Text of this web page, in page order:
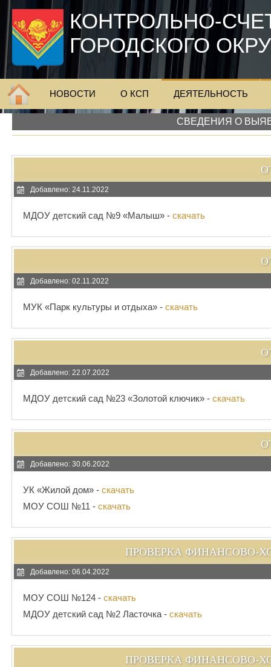
КОНТРОЛЬНО-
ГОРОДСКОГО
НОВОСТИ О КСП ДЕЯТЕЛЬНОСТЬ
СВЕДЕНИЯ О
Добавлено: 24.11.2022
МДОУ детский сад №9 «Малыш» - скачать
Добавлено: 02.11.2022
МУК «Парк культуры и отдыха» - скачать
Добавлено: 22.07.2022
МДОУ детский сад №23 «Золотой ключик» - скачать
Добавлено: 30.06.2022
УК «Жилой дом» - скачать
МОУ СОШ №11 - скачать
ПРОВЕРКА ФИНАНСОВО-
Добавлено: 06.04.2022
МОУ СОШ №124 - скачать
МДОУ детский сад №2 Ласточка - скачать
ПРОВЕРКА ФИНАНСОВО-